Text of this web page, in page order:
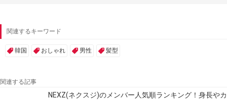
関連するキーワード
韓国 おしゃれ 男性 髪型
関連する記事
NEXZ(ネクスジ)のメンバー人気順ランキング！身長やカ